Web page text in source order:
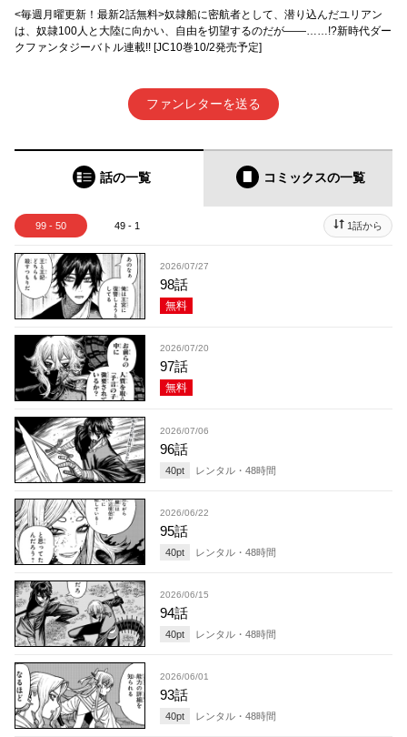
<毎週月曜更新！最新2話無料>奴隷船に密航者として、潜り込んだユリアン
は、奴隷100人と大陸に向かい、自由を切望するのだが――……!?新時代ダー
クファンタジーバトル連載!! [JC10巻10/2発売予定]
ファンレターを送る
話の一覧 コミックスの一覧
99 - 50 49 - 1 1話から
2026/07/27
98話
無料
2026/07/20
97話
無料
2026/07/06
96話
40pt レンタル・ 48時間
2026/06/22
95話
40pt レンタル・ 48時間
2026/06/15
94話
40pt レンタル・ 48時間
2026/06/01
93話
40pt レンタル・ 48時間